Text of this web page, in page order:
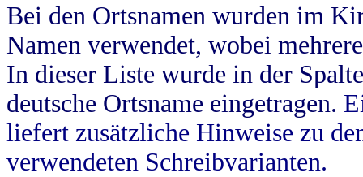
Bei den Ortsnamen wurden im
Namen verwendet, wobei
In dieser Liste wurde in der
deutsche Ortsname eingetragen.
liefert zusätzliche Hinweise zu
verwendeten Schreibvarianten.